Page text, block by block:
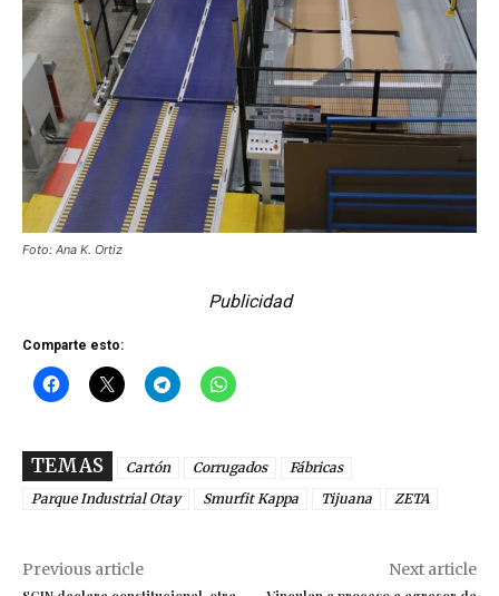
Publicidad
Comparte esto:
TEMAS Cartón Corrugados
Fábricas
Parque Industrial Otay
Smurfit Kappa Tijuana ZETA
Previous article Next article